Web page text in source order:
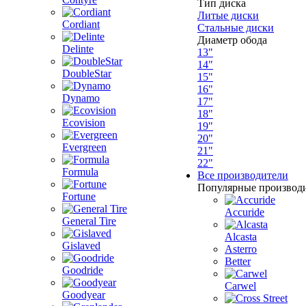
Cordiant
Delinte
DoubleStar
Dynamo
Ecovision
Evergreen
Formula
Fortune
General Tire
Gislaved
Goodride
Goodyear
Тип диска
Литые диски
Стальные диски
Диаметр обода
13"
14"
15"
16"
17"
18"
19"
20"
21"
22"
Все производители
Популярные
Accuride
Alcasta
Asterro
Better
Carwel